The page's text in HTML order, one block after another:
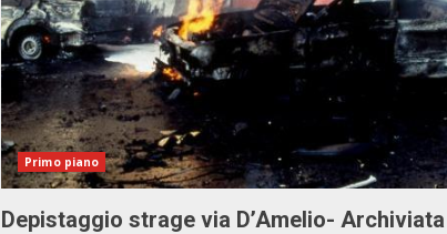
Primo piano
Depistaggio strage via D’Amelio- Archiviata